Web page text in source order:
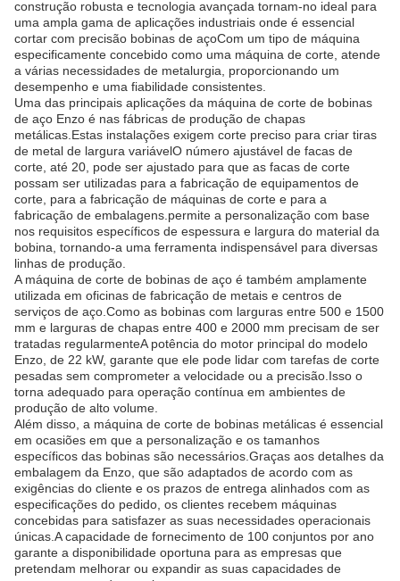
construção robusta e tecnologia avançada tornam-no ideal para
uma ampla gama de aplicações industriais onde é essencial
cortar com precisão bobinas de açoCom um tipo de máquina
especificamente concebido como uma máquina de corte, atende
a várias necessidades de metalurgia, proporcionando um
desempenho e uma fiabilidade consistentes.
Uma das principais aplicações da máquina de corte de bobinas
de aço Enzo é nas fábricas de produção de chapas
metálicas.Estas instalações exigem corte preciso para criar tiras
de metal de largura variávelO número ajustável de facas de
corte, até 20, pode ser ajustado para que as facas de corte
possam ser utilizadas para a fabricação de equipamentos de
corte, para a fabricação de máquinas de corte e para a
fabricação de embalagens.permite a personalização com base
nos requisitos específicos de espessura e largura do material da
bobina, tornando-a uma ferramenta indispensável para diversas
linhas de produção.
A máquina de corte de bobinas de aço é também amplamente
utilizada em oficinas de fabricação de metais e centros de
serviços de aço.Como as bobinas com larguras entre 500 e 1500
mm e larguras de chapas entre 400 e 2000 mm precisam de ser
tratadas regularmenteA potência do motor principal do modelo
Enzo, de 22 kW, garante que ele pode lidar com tarefas de corte
pesadas sem comprometer a velocidade ou a precisão.Isso o
torna adequado para operação contínua em ambientes de
produção de alto volume.
Além disso, a máquina de corte de bobinas metálicas é essencial
em ocasiões em que a personalização e os tamanhos
específicos das bobinas são necessários.Graças aos detalhes da
embalagem da Enzo, que são adaptados de acordo com as
exigências do cliente e os prazos de entrega alinhados com as
especificações do pedido, os clientes recebem máquinas
concebidas para satisfazer as suas necessidades operacionais
únicas.A capacidade de fornecimento de 100 conjuntos por ano
garante a disponibilidade oportuna para as empresas que
pretendam melhorar ou expandir as suas capacidades de